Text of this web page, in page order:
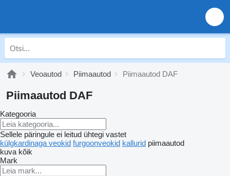
Veoautod Piimaautod Piimaautod DAF
Piimaautod DAF
Kategooria
Sellele päringule ei leitud ühtegi vastet
külgkardinaga veokid furgoonveokid kallurid piimaautod
kuva kõik
Mark